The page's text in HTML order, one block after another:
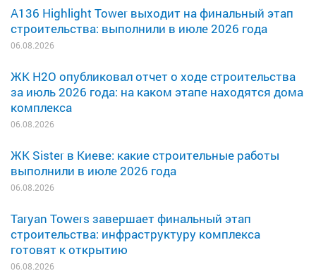
A136 Highlight Tower выходит на финальный этап
строительства: выполнили в июле 2026 года
06.08.2026
ЖК H2O опубликовал отчет о ходе строительства
за июль 2026 года: на каком этапе находятся дома
комплекса
06.08.2026
ЖК Sister в Киеве: какие строительные работы
выполнили в июле 2026 года
06.08.2026
Taryan Towers завершает финальный этап
строительства: инфраструктуру комплекса
готовят к открытию
06.08.2026